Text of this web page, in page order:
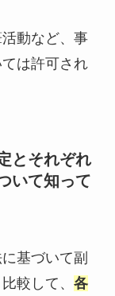
動など、事
は許可され
とそれぞれ
いて知って
基づいて副
較して、 各